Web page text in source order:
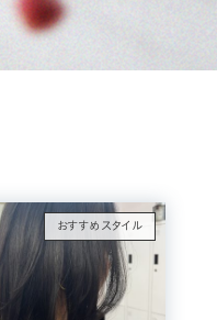
おすすめスタイル